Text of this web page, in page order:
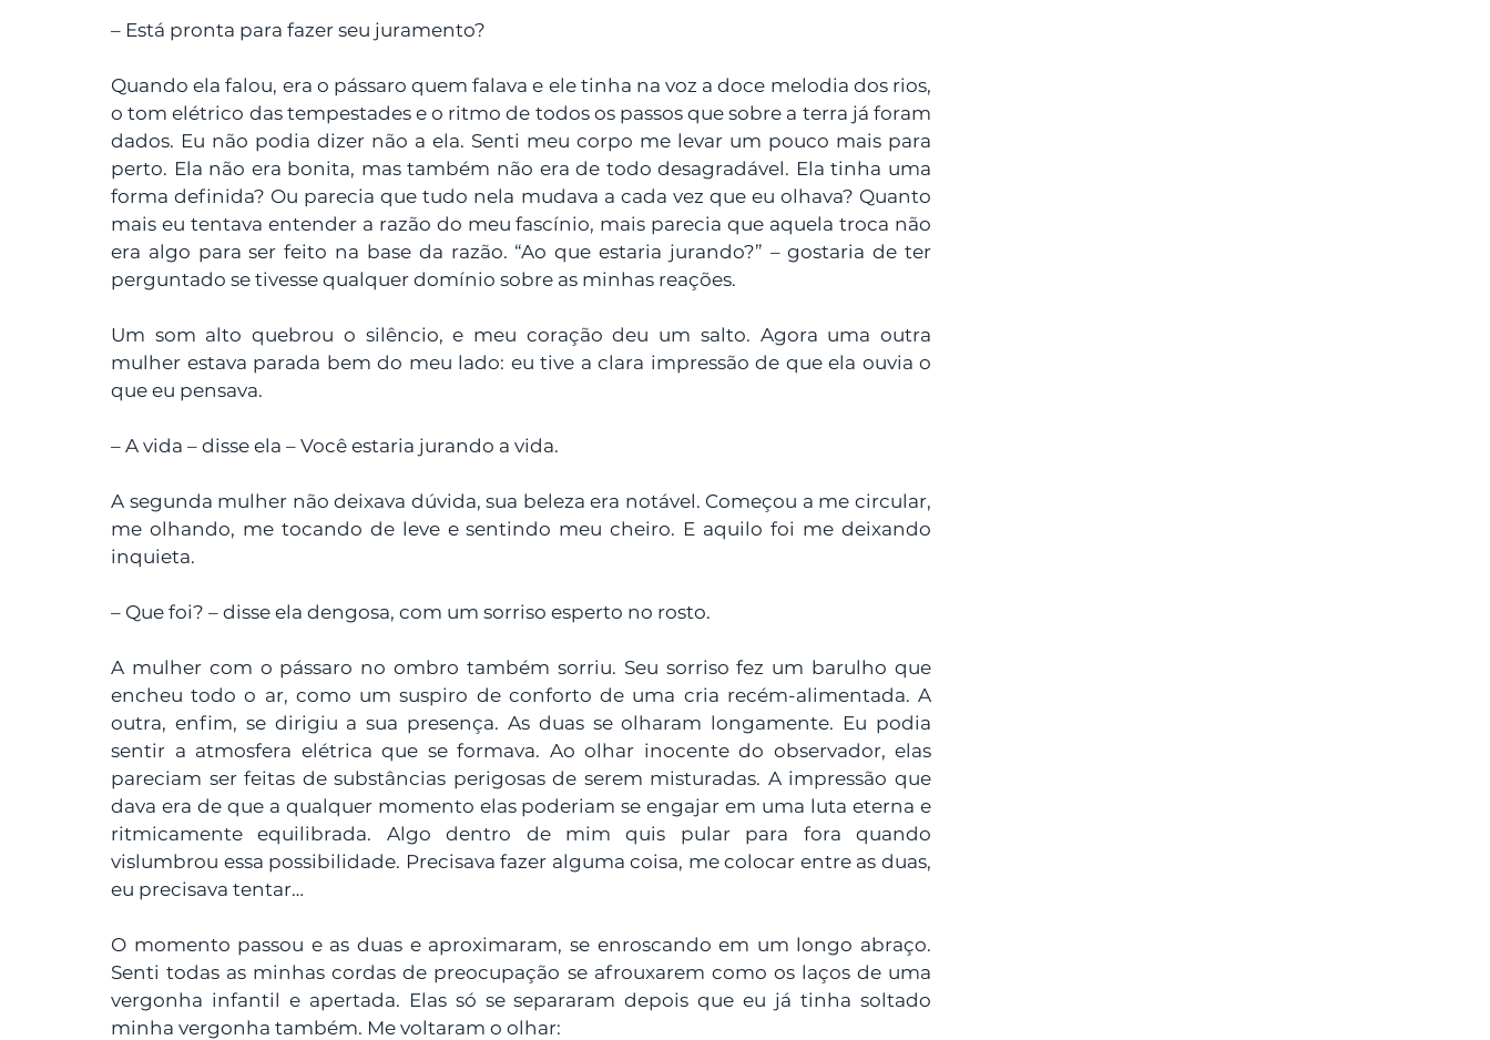
– Está pronta para fazer seu juramento?
Quando ela falou, era o pássaro quem falava e ele tinha na voz a doce melodia dos rios,
o tom elétrico das tempestades e o ritmo de todos os passos que sobre a terra já foram
dados. Eu não podia dizer não a ela. Senti meu corpo me levar um pouco mais para
perto. Ela não era bonita, mas também não era de todo desagradável. Ela tinha uma
forma definida? Ou parecia que tudo nela mudava a cada vez que eu olhava? Quanto
mais eu tentava entender a razão do meu fascínio, mais parecia que aquela troca não
era algo para ser feito na base da razão. “Ao que estaria jurando?” – gostaria de ter
perguntado se tivesse qualquer domínio sobre as minhas reações.
Um som alto quebrou o silêncio, e meu coração deu um salto. Agora uma outra
mulher estava parada bem do meu lado: eu tive a clara impressão de que ela ouvia o
que eu pensava.
– A vida – disse ela – Você estaria jurando a vida.
A segunda mulher não deixava dúvida, sua beleza era notável. Começou a me circular,
me olhando, me tocando de leve e sentindo meu cheiro. E aquilo foi me deixando
inquieta.
– Que foi? – disse ela dengosa, com um sorriso esperto no rosto.
A mulher com o pássaro no ombro também sorriu. Seu sorriso fez um barulho que
encheu todo o ar, como um suspiro de conforto de uma cria recém-alimentada. A
outra, enfim, se dirigiu a sua presença. As duas se olharam longamente. Eu podia
sentir a atmosfera elétrica que se formava. Ao olhar inocente do observador, elas
pareciam ser feitas de substâncias perigosas de serem misturadas. A impressão que
dava era de que a qualquer momento elas poderiam se engajar em uma luta eterna e
ritmicamente equilibrada. Algo dentro de mim quis pular para fora quando
vislumbrou essa possibilidade. Precisava fazer alguma coisa, me colocar entre as duas,
eu precisava tentar…
O momento passou e as duas e aproximaram, se enroscando em um longo abraço.
Senti todas as minhas cordas de preocupação se afrouxarem como os laços de uma
vergonha infantil e apertada. Elas só se separaram depois que eu já tinha soltado
minha vergonha também. Me voltaram o olhar: